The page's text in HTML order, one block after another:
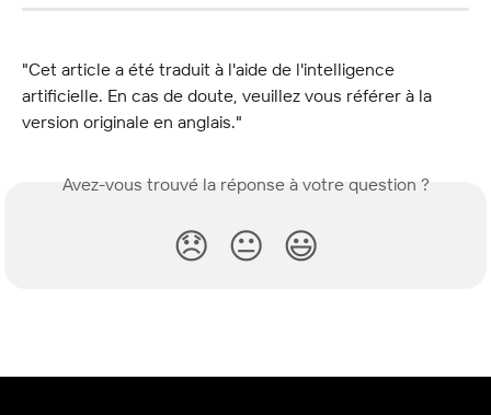
"Cet article a été traduit à l'aide de l'intelligence
artificielle. En cas de doute, veuillez vous référer à la
version originale en anglais."
Avez-vous trouvé la réponse à votre question ?
😞 😐 😃